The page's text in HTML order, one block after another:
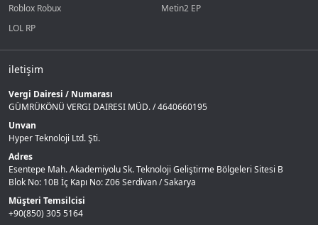
Roblox Robux
Metin2 EP
LOL RP
iletişim
Vergi Dairesi / Numarası
GÜMRÜKÖNÜ VERGI DAIRESI MÜD. / 4640660195
Unvan
Hyper Teknoloji Ltd. Şti.
Adres
Esentepe Mah. Akademiyolu Sk. Teknoloji Geliştirme Bölgeleri Sitesi B
Blok No: 10B İç Kapı No: Z06 Serdivan / Sakarya
Müşteri Temsilcisi
+90(850) 305 5164